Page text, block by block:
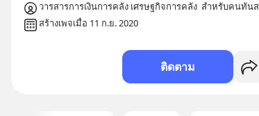
วารสารการเงินการคลัง เศรษฐกิจการคลัง  สำหรับคนทัน
สร้างเพจเมื่อ 11 ก.ย. 2020
ติดตาม